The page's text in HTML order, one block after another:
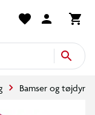
Bamser og tøjdyr